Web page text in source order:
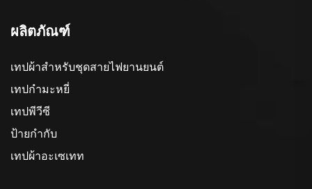
ผลิตภัณฑ์
เทปผ้าสำหรับชุดสายไฟยานยนต์
เทปกำมะหยี่
เทปพีวีซี
ป้ายกำกับ
เทปผ้าอะเซเทท